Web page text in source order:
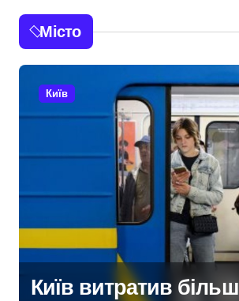
Місто
Київ
Кирилівське озеро в